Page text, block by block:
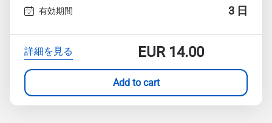
有効期間 3 日
詳細を見る EUR14.00
Add to cart